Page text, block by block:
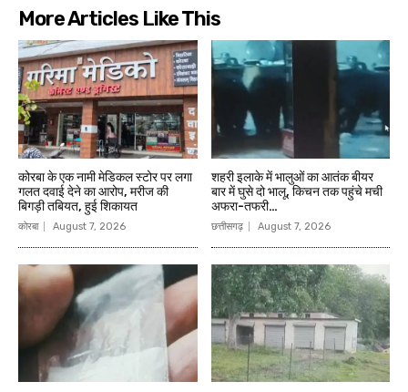
More Articles Like This
कोरबा के एक नामी मेडिकल स्टोर पर लगा
गलत दवाई देने का आरोप, मरीज की
बिगड़ी तबियत, हुई शिकायत
कोरबा August 7, 2026
शहरी इलाके में भालुओं का आतंक बीयर
बार में घुसे दो भालू, किचन तक पहुंचे मची
अफरा-तफरी…
छत्तीसगढ़ August 7, 2026